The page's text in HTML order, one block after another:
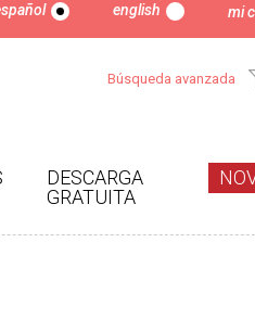
english mi
Búsqueda avanzada
DESCARGA
GRATUITA